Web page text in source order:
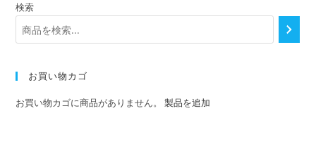
検索
お買い物カゴ
お買い物カゴに商品がありません。製品を追加